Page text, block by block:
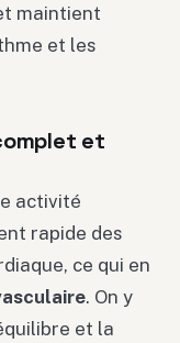
maintient
et les
et
activité
rapide des
ce qui en
. On y
et la